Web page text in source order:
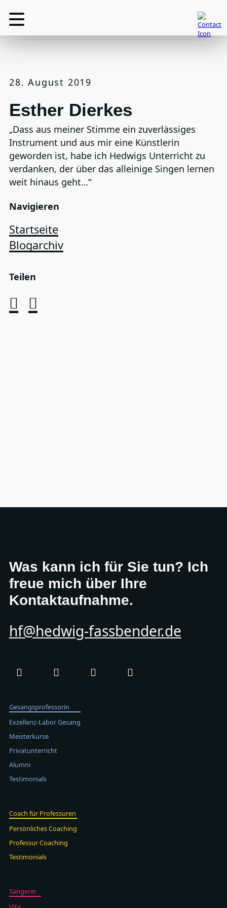
28. August 2019
Esther Dierkes
„Dass aus meiner Stimme ein zuverlässiges
Instrument und aus mir eine Künstlerin
geworden ist, habe ich Hedwigs Unterricht zu
verdanken, der über das alleinige Singen lernen
weit hinaus geht…“
Navigieren
Startseite
Blogarchiv
Teilen
Was kann ich für Sie tun? Ich
freue mich über Ihre
Kontaktaufnahme.
hf@hedwig-fassbender.de
Gesangsprofessorin
Exzellenz-Labor Gesang
Meisterkurse
Privatunterricht
Alumni
Testimonials
Coach für Professuren
Persönliches Coaching
Professur Coaching
Testimonials
Sängerin